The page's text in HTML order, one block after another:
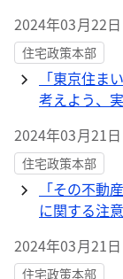
2024年03月22日
住宅政策本部
「東京住ま
考えよう、
2024年03月21日
住宅政策本部
「その不動
に関する注
2024年03月21日
住宅政策本部